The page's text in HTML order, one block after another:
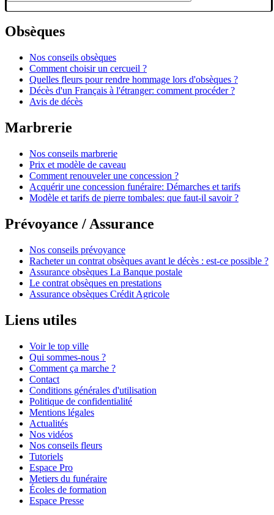
Obsèques
Nos conseils obsèques
Comment choisir un cercueil ?
Quelles fleurs pour rendre hommage lors d'obsèques ?
Décès d'un Français à l'étranger: comment procéder ?
Avis de décès
Marbrerie
Nos conseils marbrerie
Prix et modèle de caveau
Comment renouveler une concession ?
Acquérir une concession funéraire: Démarches et tarifs
Modèle et tarifs de pierre tombales: que faut-il savoir ?
Prévoyance / Assurance
Nos conseils prévoyance
Racheter un contrat obsèques avant le décès : est-ce possible ?
Assurance obsèques La Banque postale
Le contrat obsèques en prestations
Assurance obsèques Crédit Agricole
Liens utiles
Voir le top ville
Qui sommes-nous ?
Comment ça marche ?
Contact
Conditions générales d'utilisation
Politique de confidentialité
Mentions légales
Actualités
Nos vidéos
Nos conseils fleurs
Tutoriels
Espace Pro
Metiers du funéraire
Écoles de formation
Espace Presse